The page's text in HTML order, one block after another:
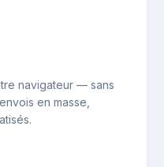
navigateur — sans
en masse,